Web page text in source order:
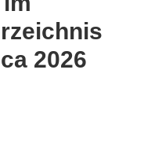
2026